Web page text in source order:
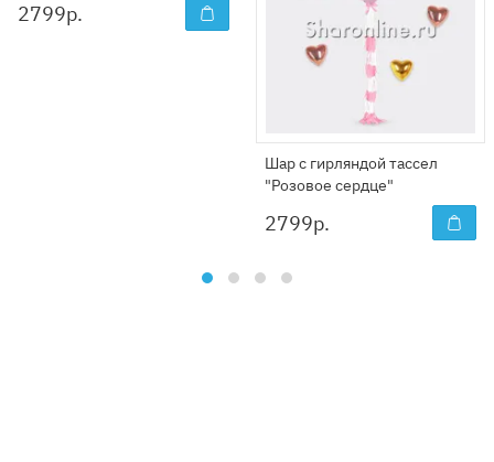
2799р.
Шар с гирляндой тассел
"Розовое сердце"
2799р.